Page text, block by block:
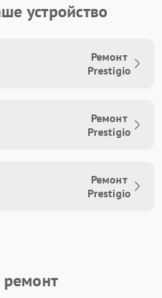
устройство
Ремонт
Prestigio
Ремонт
Prestigio
Ремонт
Prestigio
ремонт